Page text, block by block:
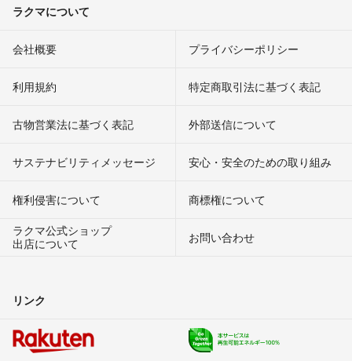
ラクマについて
会社概要 プライバシーポリシー
利用規約 特定商取引法に基づく表記
古物営業法に基づく表記 外部送信について
サステナビリティメッセージ 安心・安全のための取り組み
権利侵害について
商標権について
ラクマ公式ショップ
出店について
お問い合わせ
リンク